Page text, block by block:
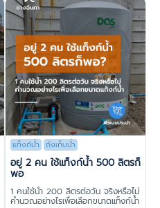
แท็งก์น้ำ ถังเก็บน้ำ
อยู่ 2 คน ใช้แท็งก์น้ำ 500 ลิตรก็
พอ
1 คนใช้น้ำ 200 ลิตรต่อวัน จริงหรือไม่
คำนวณอย่างไรเพื่อเลือกขนาดแท็งก์น้ำ